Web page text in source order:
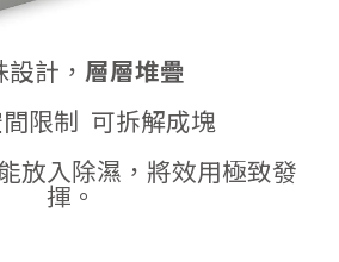
計， 層層堆疊
限制 可拆解成塊
放入除濕，將效用極致發
揮。